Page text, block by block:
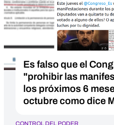
Es falso que el
"prohibir las
los próximos 6
octubre como dice
CONTROL DEL PODER